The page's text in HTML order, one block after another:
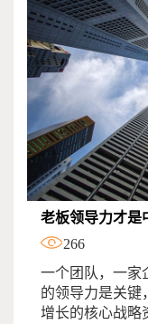
老板领导力才是
266
一个团队，一家
的领导力是关键
增长的核心战略